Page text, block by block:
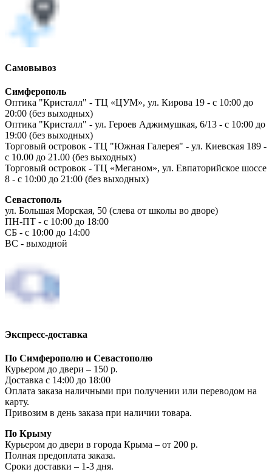
Самовывоз
Симферополь
Оптика "Кристалл" - ТЦ «ЦУМ», ул. Кирова 19 - с 10:00 до
20:00 (без выходных)
Оптика "Кристалл" - ул. Героев Аджимушкая, 6/13 - с 10:00 до
19:00 (без выходных)
Торговый островок - ТЦ "Южная Галерея" - ул. Киевская 189 -
с 10.00 до 21.00 (без выходных)
Торговый островок - ТЦ «Меганом», ул. Евпаторийское шоссе
8 - с 10:00 до 21:00 (без выходных)
Севастополь
ул. Большая Морская, 50 (слева от школы во дворе)
ПН-ПТ - с 10:00 до 18:00
СБ - с 10:00 до 14:00
ВС - выходной
Экспресс-доставка
По Симферополю и Севастополю
Курьером до двери – 150 р.
Доставка с 14:00 до 18:00
Оплата заказа наличными при получении или переводом на
карту.
Привозим в день заказа при наличии товара.
По Крыму
Курьером до двери в города Крыма – от 200 р.
Полная предоплата заказа.
Сроки доставки – 1-3 дня.